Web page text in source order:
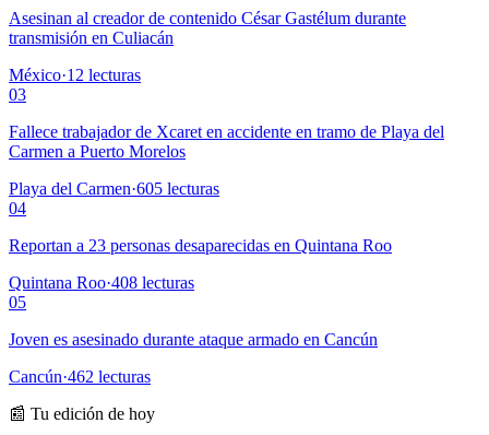
Asesinan al creador de contenido César Gastélum durante
transmisión en Culiacán
México·12 lecturas
03
Fallece trabajador de Xcaret en accidente en tramo de Playa del
Carmen a Puerto Morelos
Playa del Carmen·605 lecturas
04
Reportan a 23 personas desaparecidas en Quintana Roo
Quintana Roo·408 lecturas
05
Joven es asesinado durante ataque armado en Cancún
Cancún·462 lecturas
📰 Tu edición de hoy